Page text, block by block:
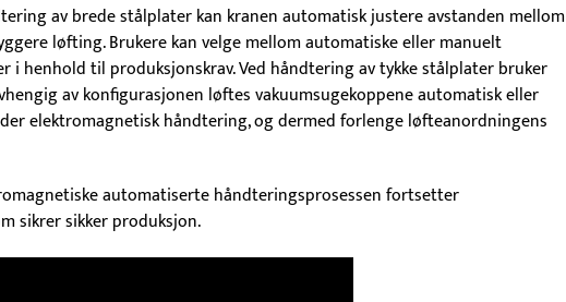
av brede stålplater kan kranen automatisk justere avstanden mellom
løfting. Brukere kan velge mellom automatiske eller manuelt
i henhold til produksjonskrav. Ved håndtering av tykke stålplater bruker
av konfigurasjonen løftes vakuumsugekoppene automatisk eller
elektromagnetisk håndtering, og dermed forlenge løfteanordningens
automatiserte håndteringsprosessen fortsetter
sikrer sikker produksjon.